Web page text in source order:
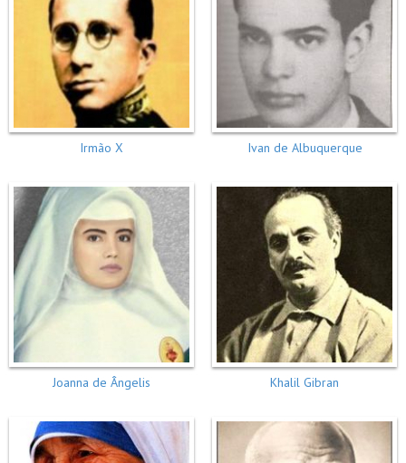
Irmão X Ivan de Albuquerque
Joanna de Ângelis Khalil Gibran